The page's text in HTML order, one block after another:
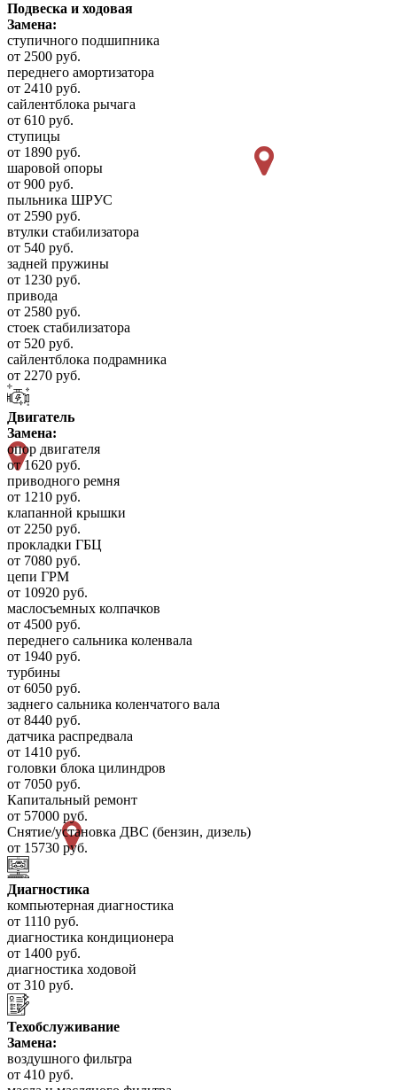
Подвеска и ходовая
Замена:
ступичного подшипника
от 2500 руб.
переднего амортизатора
от 2410 руб.
сайлентблока рычага
от 610 руб.
ступицы
от 1890 руб.
шаровой опоры
от 900 руб.
пыльника ШРУС
от 2590 руб.
втулки стабилизатора
от 540 руб.
задней пружины
от 1230 руб.
привода
от 2580 руб.
стоек стабилизатора
от 520 руб.
сайлентблока подрамника
от 2270 руб.
Двигатель
Замена:
опор двигателя
от 1620 руб.
приводного ремня
от 1210 руб.
клапанной крышки
от 2250 руб.
прокладки ГБЦ
от 7080 руб.
цепи ГРМ
от 10920 руб.
маслосъемных колпачков
от 4500 руб.
переднего сальника коленвала
от 1940 руб.
турбины
от 6050 руб.
заднего сальника коленчатого вала
от 8440 руб.
датчика распредвала
от 1410 руб.
головки блока цилиндров
от 7050 руб.
Капитальный ремонт
от 57000 руб.
Снятие/установка ДВС (бензин, дизель)
от 15730 руб.
Диагностика
компьютерная диагностика
от 1110 руб.
диагностика кондиционера
от 1400 руб.
диагностика ходовой
от 310 руб.
Техобслуживание
Замена:
воздушного фильтра
от 410 руб.